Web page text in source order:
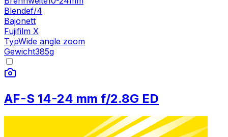
Blendef/4
Bajonett
Fujifilm X
TypWide angle zoom
Gewicht385g
AF-S 14-24 mm f/2.8G ED